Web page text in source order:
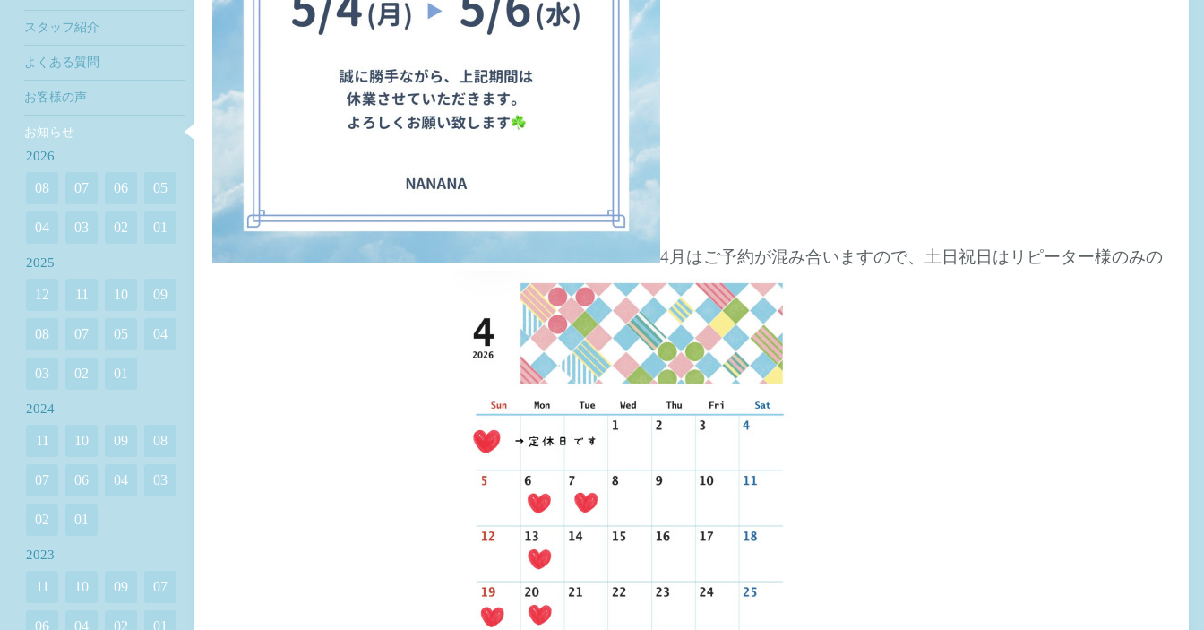
4月はご予約が混み合いますので、土日祝日はリピーター様のみの
スタッフ紹介
よくある質問
お客様の声
お知らせ
2026
08 07 06 05
04 03 02 01
2025
12 11 10 09
08 07 05 04
03 02 01
2024
11 10 09 08
07 06 04 03
02 01
2023
11 10 09 07
06 04 02 01